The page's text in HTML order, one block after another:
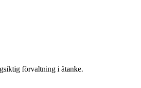
förvaltning i åtanke.